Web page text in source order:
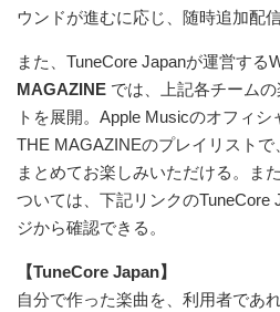
ウンドが進むに応じ、随時追加配信
また、TuneCore Japanが運営する
MAGAZINE では、上記各チーム
トを展開。Apple Musicのオフィ
THE MAGAZINEのプレイリスト
まとめてお楽しみいただける。ま
ついては、下記リンクのTuneCore
ジから確認できる。
【TuneCore Japan】
自分で作った楽曲を、利用者であ